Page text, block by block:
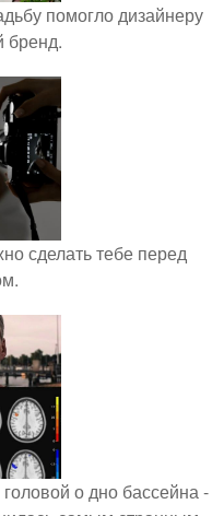
помогло дизайнеру
бренд.
сделать тебе перед
о дно бассейна -